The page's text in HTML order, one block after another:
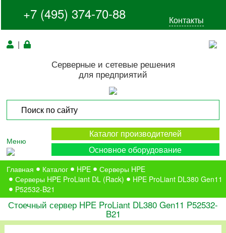
+7 (495) 374-70-88 Контакты
|
Серверные и сетевые решения
для предприятий
Меню
Каталог производителей
Основное оборудование
Главная Каталог HPE
Серверы HPE
Серверы HPE ProLiant DL (Rack)
HPE ProLiant DL380 Gen11
P52532-B21
Стоечный сервер HPE ProLiant DL380 Gen11 P52532-
B21